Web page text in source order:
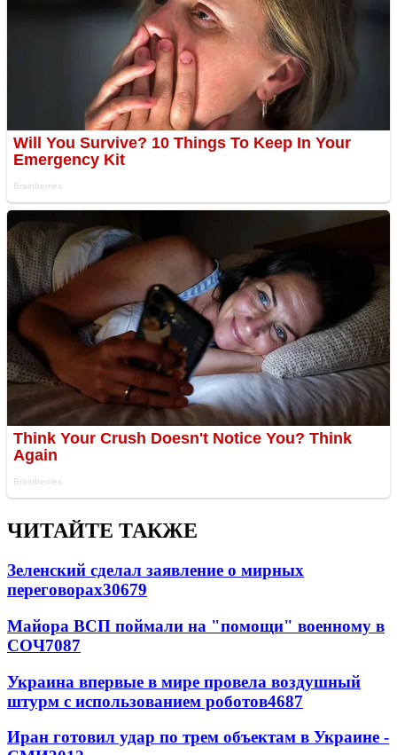
ЧИТАЙТЕ ТАКЖЕ
Зеленский сделал заявление о мирных
переговорах30679
Майора ВСП поймали на "помощи" военному в
СОЧ7087
Украина впервые в мире провела воздушный
штурм с использованием роботов4687
Иран готовил удар по трем объектам в Украине -